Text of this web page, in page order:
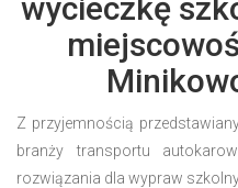
wycieczkę
Z przyjemnością
branży transportu
rozwiązania dla wypraw